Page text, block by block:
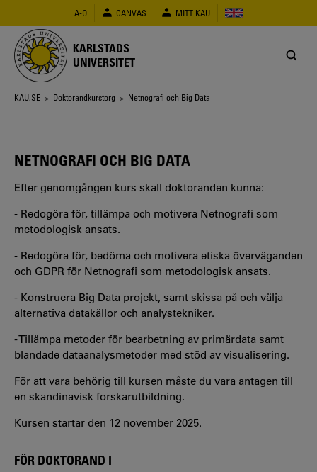
huvudinnehåll
A-Ö CANVAS MITT KAU
KARLSTADS
UNIVERSITET
Länkstig
KAU.SE > Doktorandkurstorg > Netnografi och Big Data
NETNOGRAFI OCH BIG DATA
Efter genomgången kurs skall doktoranden kunna:
- Redogöra för, tillämpa och motivera Netnografi som
metodologisk ansats.
- Redogöra för, bedöma och motivera etiska överväganden
och GDPR för Netnografi som metodologisk ansats.
- Konstruera Big Data projekt, samt skissa på och välja
alternativa datakällor och analystekniker.
- Tillämpa metoder för bearbetning av primärdata samt
blandade dataanalysmetoder med stöd av visualisering.
För att vara behörig till kursen måste du vara antagen till
en skandinavisk forskarutbildning.
Kursen startar den 12 november 2025.
FÖR DOKTORAND I